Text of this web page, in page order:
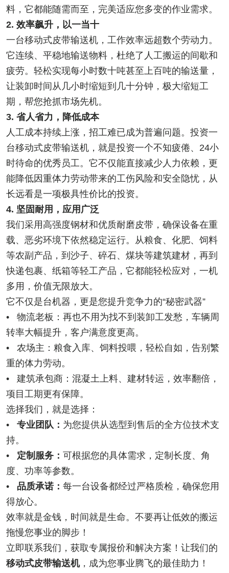
料，它都能随需而至，完美适应您多变的作业需求。
2. 效率飙升，以一当十
一台移动式皮带输送机，工作效率远超数个劳动力。
它连续、平稳地输送物料，杜绝了人工搬运的间歇和
疲劳。轻松实现每小时数十吨甚至上百吨的输送量，
让装卸时间从几小时缩短到几十分钟，极大缩短工
期，帮您抢抓市场先机。
3. 省人省力，降低成本
人工成本持续上涨，招工难已成为普遍问题。投资一
台移动式皮带输送机，就是投资一个不知疲倦、24小
时待命的优秀员工。它不仅能直接减少人力依赖，更
能降低因重体力劳动带来的工伤风险和安全隐忧，从
长远看是一项极具性价比的投资。
4. 坚固耐用，应用广泛
我们采用高强度钢材和优质耐磨皮带，确保设备在重
载、恶劣环境下依然稳定运行。从粮食、化肥、饲料
等农副产品，到沙子、碎石、煤块等建筑建材，再到
快递包裹、纸箱等轻工产品，它都能轻松应对，一机
多用，价值无限放大。
它不仅是台机器，更是您提升竞争力的“秘密武器”
• 物流老板：再也不用为找不到装卸工发愁，车辆周
转率大幅提升，客户满意度更高。
• 农场主：粮食入库、饲料投喂，轻松自如，告别繁
重的体力劳动。
• 建筑承包商：混凝土上料、建材转运，效率翻倍，
项目工期更有保障。
选择我们，就是选择：
• 专业团队： 为您提供从选型到售后的全方位技术支
持。
• 定制服务： 可根据您的具体需求，定制长度、角
度、功率等参数。
• 品质承诺： 每一台设备都经过严格质检，确保您用
得放心。
效率就是金钱，时间就是生命。不要再让低效的搬运
拖慢您事业的脚步！
立即联系我们，获取专属报价和解决方案！让我们的
移动式皮带输送机，成为您事业腾飞的最佳助力！